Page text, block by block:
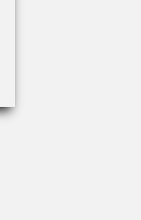
13053